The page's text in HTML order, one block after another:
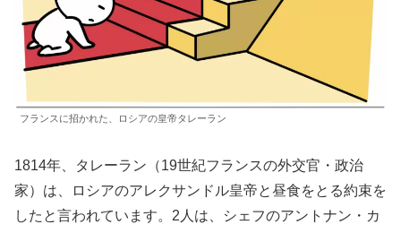
フランスに招かれた、ロシアの皇帝タレーラン
1814年、タレーラン（19世紀フランスの外交官・政治
家）は、ロシアのアレクサンドル皇帝と昼食をとる約束を
したと言われています。2人は、シェフのアントナン・カ